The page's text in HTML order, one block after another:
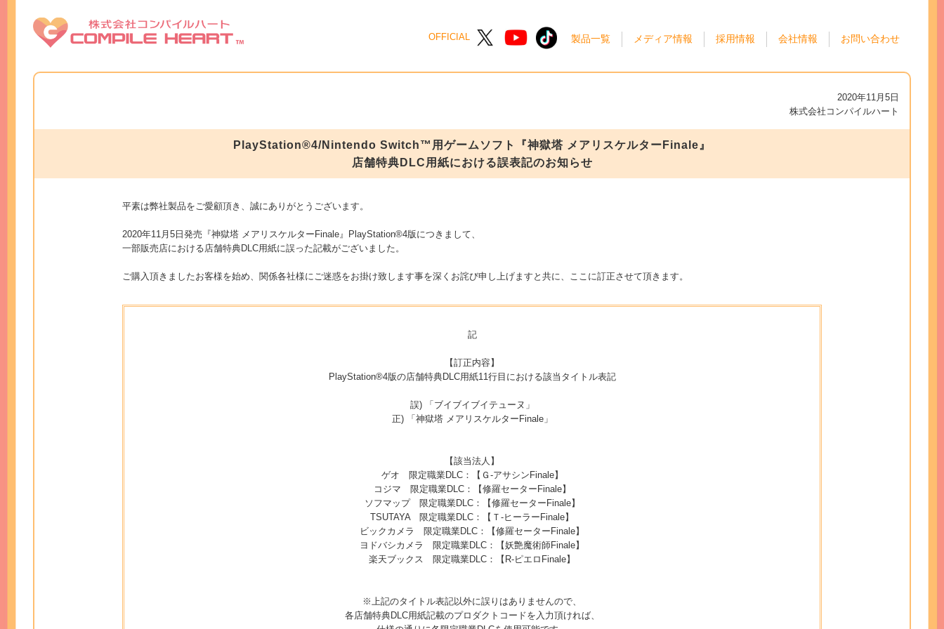
製品一覧 メディア情報 採用情報 会社情報 お問い合わせ
OFFICIAL
2020年11月5日
株式会社コンパイルハート
PlayStation®4/Nintendo Switch™用ゲームソフト『神獄塔 メアリスケルターFinale』
店舗特典DLC用紙における誤表記のお知らせ
平素は弊社製品をご愛顧頂き、誠にありがとうございます。
2020年11月5日発売『神獄塔 メアリスケルターFinale』PlayStation®4版につきまして、
一部販売店における店舗特典DLC用紙に誤った記載がございました。
ご購入頂きましたお客様を始め、関係各社様にご迷惑をお掛け致します事を深くお詫び申し上げますと共に、ここに訂正させて頂きます。
記
【訂正内容】
PlayStation®4版の店舗特典DLC用紙11行目における該当タイトル表記
誤) 「ブイブイブイテューヌ」
正) 「神獄塔 メアリスケルターFinale」
【該当法人】
ゲオ 限定職業DLC：【Ｇ-アサシンFinale】
コジマ 限定職業DLC：【修羅セーターFinale】
ソフマップ 限定職業DLC：【修羅セーターFinale】
TSUTAYA 限定職業DLC：【Ｔ-ヒーラーFinale】
ビックカメラ 限定職業DLC：【修羅セーターFinale】
ヨドバシカメラ 限定職業DLC：【妖艶魔術師Finale】
楽天ブックス 限定職業DLC：【R-ピエロFinale】
※上記のタイトル表記以外に誤りはありませんので、
各店舗特典DLC用紙記載のプロダクトコードを入力頂ければ、